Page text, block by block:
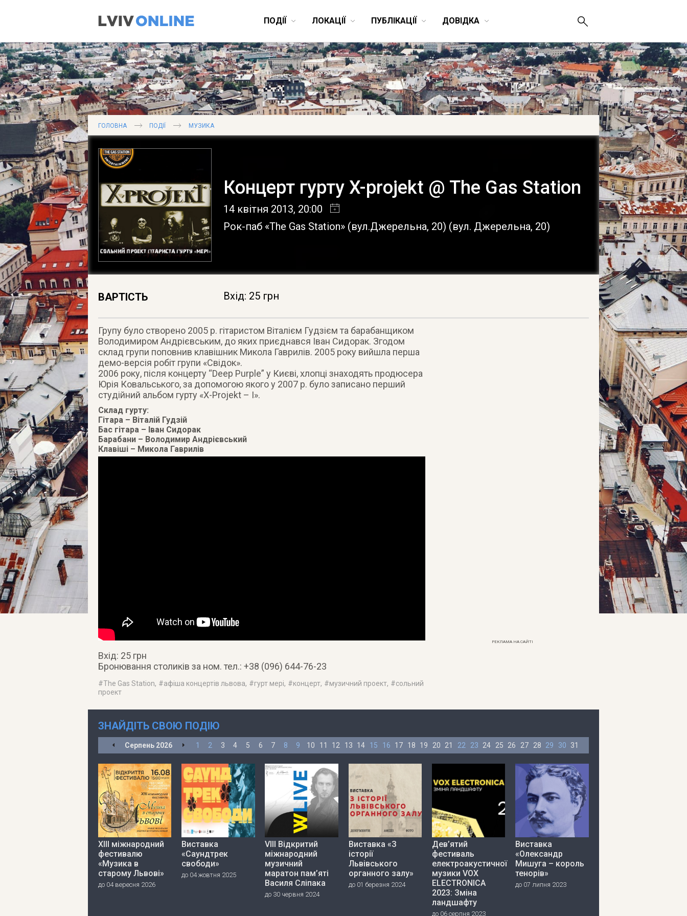
ПОДІЇ ЛОКАЦІЇ ПУБЛІКАЦІЇ ДОВІДКА
ГОЛОВНА ПОДІЇ МУЗИКА
Концерт гурту X-projekt @ The Gas Station
14 квітня 2013, 20:00
Рок-паб «The Gas Station» (вул.Джерельна, 20) (вул. Джерельна, 20)
ВАРТІСТЬ Вхід: 25 грн
Групу було створено 2005 р. гітаристом Віталієм Гудзієм та барабанщиком
Володимиром Андрієвським, до яких приєднався Іван Сидорак. Згодом
склад групи поповнив клавішник Микола Гаврилів. 2005 року вийшла перша
демо-версія робіт групи «Свідок».
2006 року, після концерту “Deep Purple” у Києві, хлопці знаходять продюсера
Юрія Ковальського, за допомогою якого у 2007 р. було записано перший
студійний альбом гурту «X-Projekt – I».
Cклад гурту:
Гітара – Віталій Гудзій
Бас гітара – Іван Сидорак
Барабани – Володимир Андрієвський
Клавіші – Микола Гаврилів
Вхід: 25 грн
Бронювання столиків за ном. тел.: +38 (096) 644-76-23
#The Gas Station, #афіша концертів львова, #гурт мері, #концерт, #музичний проект, #сольний
проект
РЕКЛАМА НА САЙТІ
ЗНАЙДІТЬ СВОЮ ПОДІЮ
Серпень 2026 1 2 3 4 5 6 7 8 9 10 11 12 13 14 15 16 17 18 19 20 21 22 23 24 25 26 27 28 29 30 31
ХІІІ міжнародний
фестивалю
«Музика в
старому Львові»
до 04 вересня 2026
Виставка
«Саундтрек
свободи»
до 04 жовтня 2025
VIII Відкритий
міжнародний
музичний
маратон пам’яті
Василя Сліпака
до 30 червня 2024
Виставка «З
історії
Львівського
органного залу»
до 01 березня 2024
Дев’ятий
фестиваль
електроакустичної
музики VOX
ELECTRONICA
2023: Зміна
ландшафту
до 06 серпня 2023
Виставка
«Олександр
Мишуга – король
тенорів»
до 07 липня 2023